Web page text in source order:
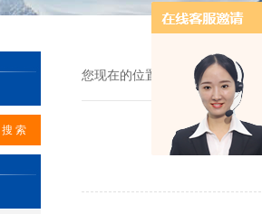
您现在的位置： 首页 > 技术文章